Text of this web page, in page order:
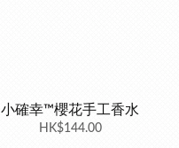
小確幸™櫻花手工香水
HK$144.00